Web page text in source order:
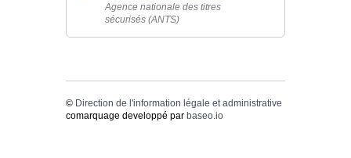
Agence nationale des titres
sécurisés (ANTS)
© Direction de l'information légale et administrative
comarquage developpé par baseo.io